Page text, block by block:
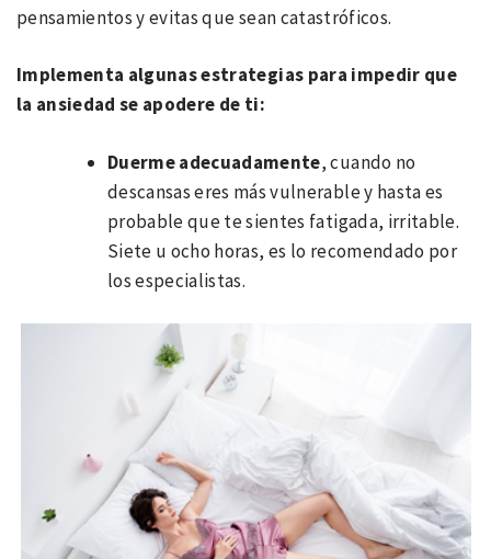
pensamientos y evitas que sean catastróficos.
Implementa algunas estrategias para impedir que
la ansiedad se apodere de ti:
Duerme adecuadamente, cuando no
descansas eres más vulnerable y hasta es
probable que te sientes fatigada, irritable.
Siete u ocho horas, es lo recomendado por
los especialistas.